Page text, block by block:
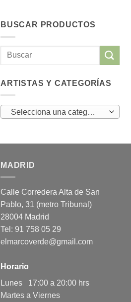
BUSCAR PRODUCTOS
Buscar
ARTISTAS Y CATEGORÍAS
Selecciona una categoría
MADRID
Calle Corredera Alta de San
Pablo, 31 (metro Tribunal)
28004 Madrid
Tel: 91 758 05 29
elmarcoverde@gmail.com
Horario
Lunes 17:00 a 20:00 hrs
Martes a Viernes